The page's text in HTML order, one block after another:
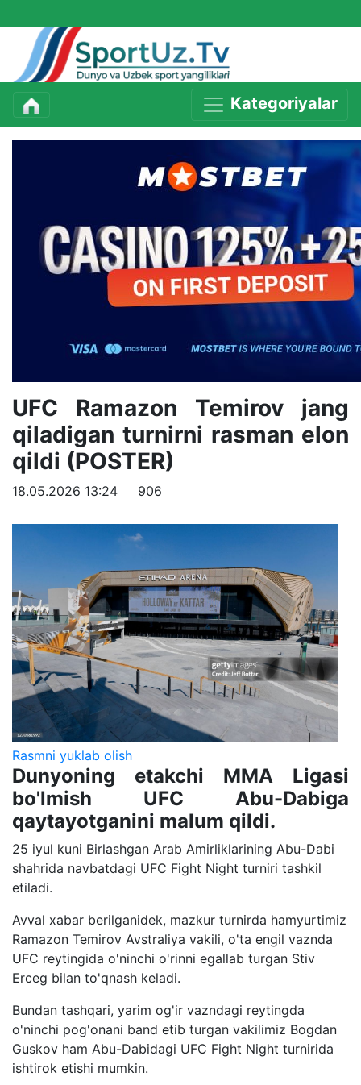
Kategoriyalar
UFC Ramazon Temirov jang
qiladigan turnirni rasman elon
qildi (POSTER)
18.05.2026 13:24 906
Rasmni yuklab olish
Dunyoning etakchi MMA Ligasi
bo'lmish UFC Abu-Dabiga
qaytayotganini malum qildi.
25 iyul kuni Birlashgan Arab Amirliklarining Abu-Dabi
shahrida navbatdagi UFC Fight Night turniri tashkil
etiladi.
Avval xabar berilganidek, mazkur turnirda hamyurtimiz
Ramazon Temirov Avstraliya vakili, o'ta engil vaznda
UFC reytingida o'ninchi o'rinni egallab turgan Stiv
Erceg bilan to'qnash keladi.
Bundan tashqari, yarim og'ir vazndagi reytingda
o'ninchi pog'onani band etib turgan vakilimiz Bogdan
Guskov ham Abu-Dabidagi UFC Fight Night turnirida
ishtirok etishi mumkin.